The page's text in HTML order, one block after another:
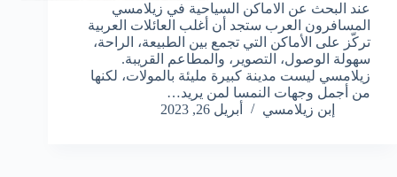
عند البحث عن الاماكن السياحية في زيلامسي
المسافرون العرب ستجد أن أغلب العائلات العربية
تركّز على الأماكن التي تجمع بين الطبيعة، الراحة،
سهولة الوصول، التصوير، والمطاعم القريبة.
زيلامسي ليست مدينة كبيرة مليئة بالمولات، لكنها
من أجمل وجهات النمسا لمن يريد…
إبن زيلامسي
أبريل 26, 2023